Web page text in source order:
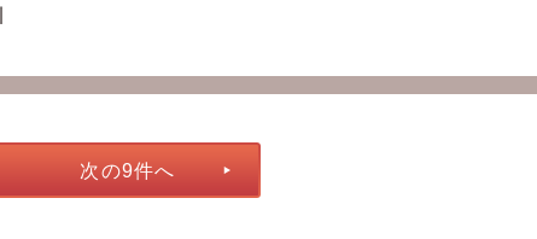
次の9件へ